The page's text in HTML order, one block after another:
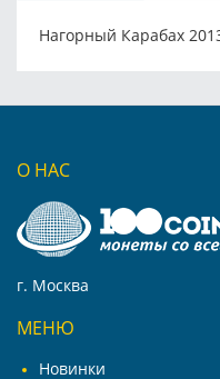
Нагорный Карабах
О НАС
г. Москва
МЕНЮ
Новинки